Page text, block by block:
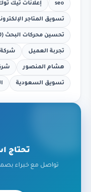
seo إعلانات تيك
تسويق المتاجر
تحسين محركات البحث (SEO)
تجربة العميل
هشام المنصور
تسويق السعودية
تحتاج
تواصل مع خبراء